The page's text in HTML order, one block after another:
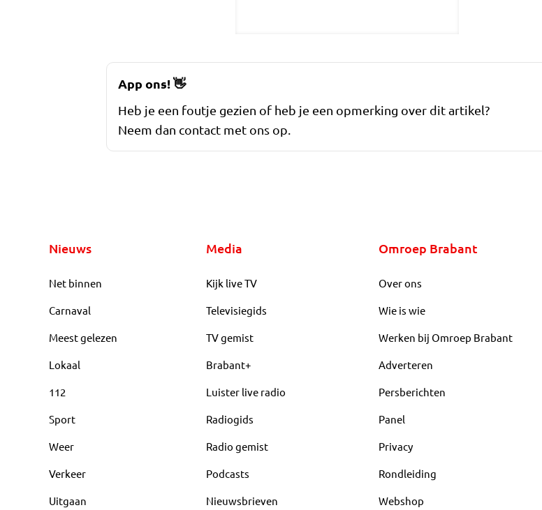
App ons!👋
Heb je een foutje gezien of heb je een opmerking over dit artikel?
Neem dan contact met ons op.
Nieuws
Net binnen
Carnaval
Meest gelezen
Lokaal
112
Sport
Weer
Verkeer
Uitgaan
Media
Kijk live TV
Televisiegids
TV gemist
Brabant+
Luister live radio
Radiogids
Radio gemist
Podcasts
Nieuwsbrieven
Omroep Brabant
Over ons
Wie is wie
Werken bij Omroep Brabant
Adverteren
Persberichten
Panel
Privacy
Rondleiding
Webshop